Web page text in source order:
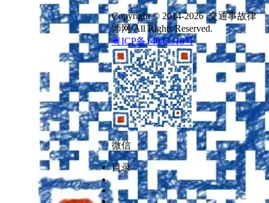
Copyright © 2014-2026 交通事故律
师网 All Rights Reserved.
粤ICP备14043318号
微信
目录